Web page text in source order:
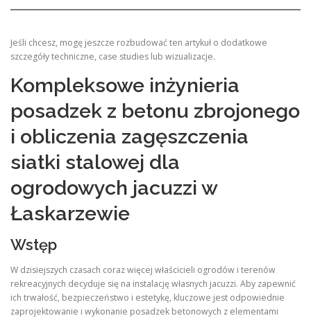
Jeśli chcesz, mogę jeszcze rozbudować ten artykuł o dodatkowe
szczegóły techniczne, case studies lub wizualizacje.
Kompleksowe inżynieria
posadzek z betonu zbrojonego
i obliczenia zagęszczenia
siatki stalowej dla
ogrodowych jacuzzi w
Łaskarzewie
Wstęp
W dzisiejszych czasach coraz więcej właścicieli ogrodów i terenów
rekreacyjnych decyduje się na instalację własnych jacuzzi. Aby zapewnić
ich trwałość, bezpieczeństwo i estetykę, kluczowe jest odpowiednie
zaprojektowanie i wykonanie posadzek betonowych z elementami